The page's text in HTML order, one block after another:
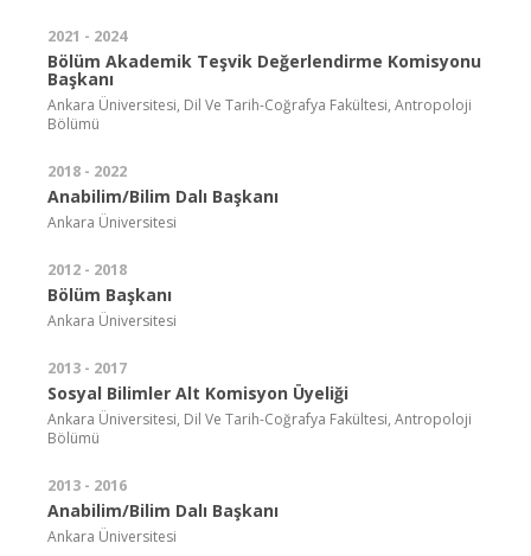
2021 - 2024
Bölüm Akademik Teşvik Değerlendirme Komisyonu
Başkanı
Ankara Üniversitesi, Dil Ve Tarih-Coğrafya Fakültesi, Antropoloji
Bölümü
2018 - 2022
Anabilim/Bilim Dalı Başkanı
Ankara Üniversitesi
2012 - 2018
Bölüm Başkanı
Ankara Üniversitesi
2013 - 2017
Sosyal Bilimler Alt Komisyon Üyeliği
Ankara Üniversitesi, Dil Ve Tarih-Coğrafya Fakültesi, Antropoloji
Bölümü
2013 - 2016
Anabilim/Bilim Dalı Başkanı
Ankara Üniversitesi